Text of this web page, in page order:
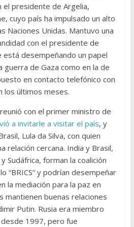
el presidente de Argelia,
cuyo país ha impulsado un alto
Naciones Unidas. Mantuvo una
con el presidente de
está desempeñando un papel
de Gaza como en la de
en contacto telefónico con
los últimos meses.
con el primer ministro de
a invitarle a visitar el país, y
Lula da Silva, con quien
relación cercana. India y Brasil,
Sudáfrica, forman la coalición
“BRICS” y podrían desempeñar
la mediación para la paz en
mantienen buenas relaciones
Putin. Rusia era miembro
1997, pero fue